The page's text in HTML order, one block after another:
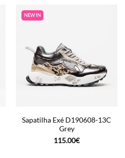
NEW IN
Sapatilha Exé D190608-13C
Grey
115.00€